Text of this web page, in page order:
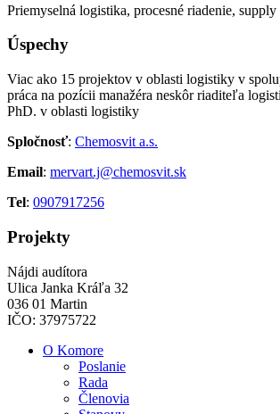
Priemyselná logistika, procesné riadenie, supply
Úspechy
Viac ako 15 projektov v oblasti logistiky v
práca na pozícii manažéra neskôr riaditeľa
PhD. v oblasti logistiky
Spločnosť: Chemosvit a.s.
Email: mervart.j@chemosvit.sk
Tel: 0907917256
Projekty
Nájdi audítora
Ulica Janka Kráľa 32
036 01 Martin
IČO: 37975722
O Komore
Poslanie
Rada
Členovia